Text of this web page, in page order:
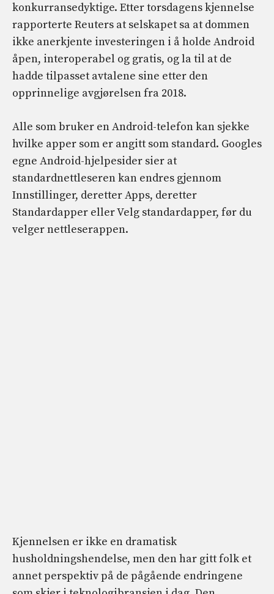
konkurransedyktige. Etter torsdagens kjennelse
rapporterte Reuters at selskapet sa at dommen
ikke anerkjente investeringen i å holde Android
åpen, interoperabel og gratis, og la til at de
hadde tilpasset avtalene sine etter den
opprinnelige avgjørelsen fra 2018.
Alle som bruker en Android-telefon kan sjekke
hvilke apper som er angitt som standard. Googles
egne Android-hjelpesider sier at
standardnettleseren kan endres gjennom
Innstillinger, deretter Apps, deretter
Standardapper eller Velg standardapper, før du
velger nettleserappen.
Kjennelsen er ikke en dramatisk
husholdningshendelse, men den har gitt folk et
annet perspektiv på de pågående endringene